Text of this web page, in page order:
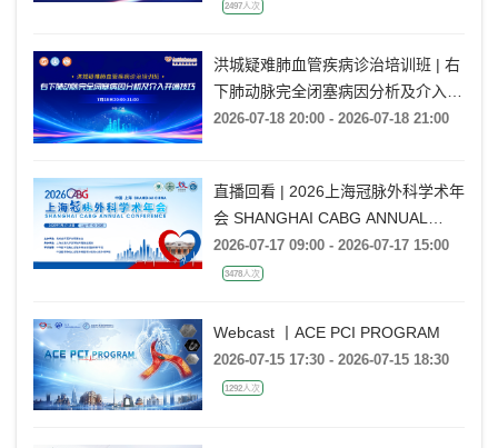
2497人次
洪城疑难肺血管疾病诊治培训班 | 右
下肺动脉完全闭塞病因分析及介入开
通技巧
2026-07-18 20:00 - 2026-07-18 21:00
直播回看 | 2026上海冠脉外科学术年
会 SHANGHAI CABG ANNUAL
CONFERENCE
2026-07-17 09:00 - 2026-07-17 15:00
3478人次
Webcast 丨ACE PCI PROGRAM
2026-07-15 17:30 - 2026-07-15 18:30
1292人次